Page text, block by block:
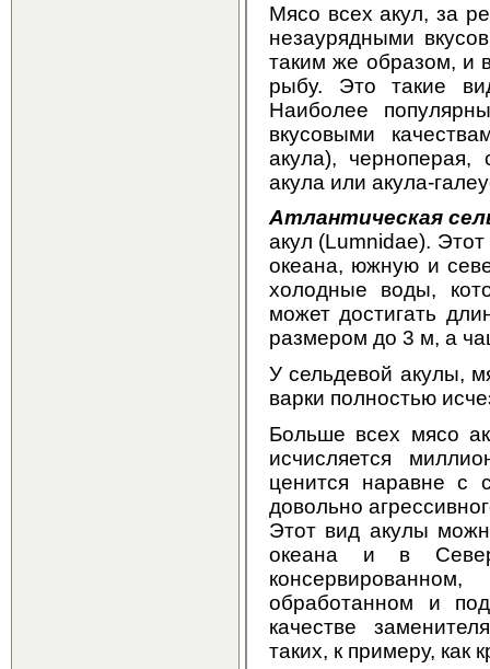
Мясо всех акул, за
незаурядными
таким же образом, и
рыбу. Это такие
Наиболее
вкусовыми
акула), черноперая,
акула или акула-
Атлантическая
акул (Lumnidae).
океана, южную и
холодные воды,
может достигать
размером до 3 м, а
У сельдевой акулы,
варки полностью
Больше всех мясо
исчисляется
ценится наравне с
довольно
Этот вид акулы
океана и в
обработанном и
качестве
таких, к примеру, как